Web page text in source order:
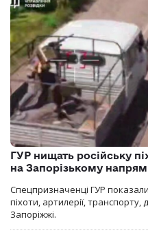
ГУР нищать російську
на Запорізькому
Спецпризначенці ГУР
піхоти, артилерії, транспорту,
Запоріжжі.